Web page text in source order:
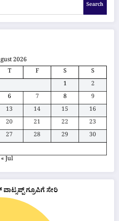
Search
2026
T F S
S
1
2
6 7 8
9
13 14 15
16
20 21 22
23
27 28 29
30
« Jul
ಗ್ರೂಪಿಗೆ ಸೇರಿ